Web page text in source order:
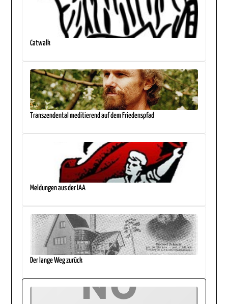
Catwalk
Transzendental meditierend auf dem Friedenspfad
Meldungen aus der IAA
Der lange Weg zurück